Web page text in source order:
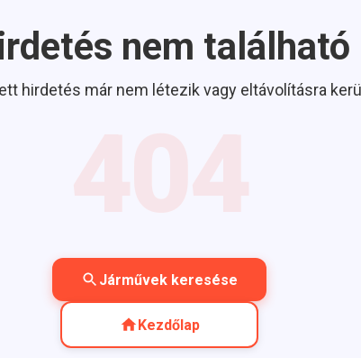
nem található
hirdetés már nem létezik vagy eltávolításra
Járművek keresése
Kezdőlap